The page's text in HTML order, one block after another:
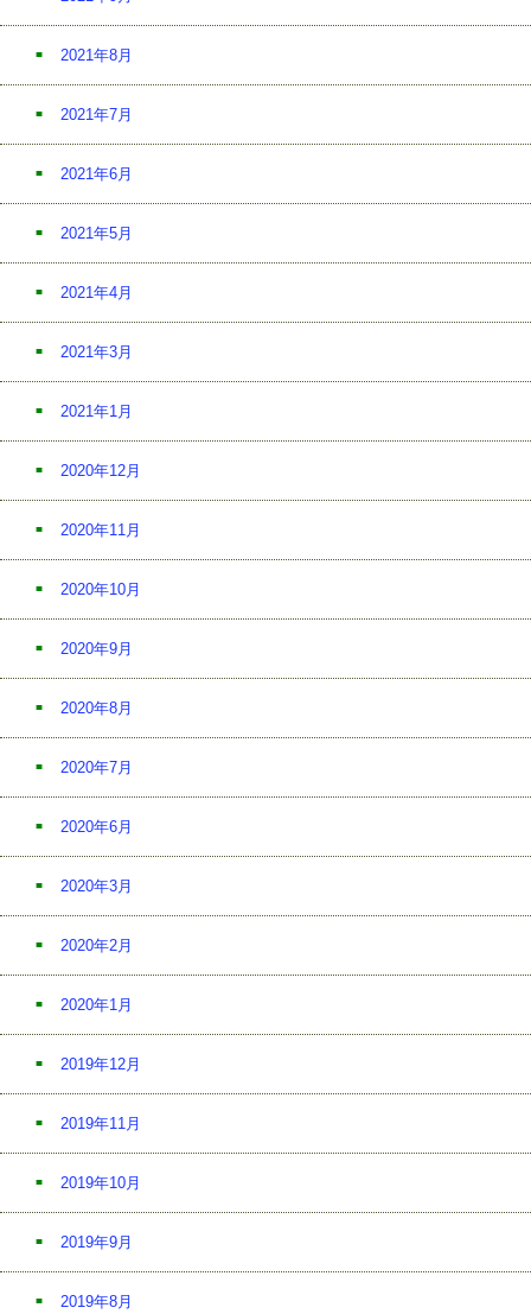
2021年8月
2021年7月
2021年6月
2021年5月
2021年4月
2021年3月
2021年1月
2020年12月
2020年11月
2020年10月
2020年9月
2020年8月
2020年7月
2020年6月
2020年3月
2020年2月
2020年1月
2019年12月
2019年11月
2019年10月
2019年9月
2019年8月